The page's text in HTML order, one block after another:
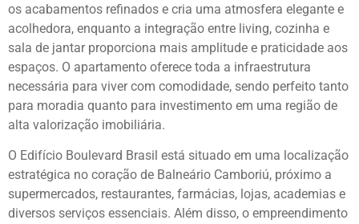
os acabamentos refinados e cria uma atmosfera elegante e
acolhedora, enquanto a integração entre living, cozinha e
sala de jantar proporciona mais amplitude e praticidade aos
espaços. O apartamento oferece toda a infraestrutura
necessária para viver com comodidade, sendo perfeito tanto
para moradia quanto para investimento em uma região de
alta valorização imobiliária.
O Edifício Boulevard Brasil está situado em uma localização
estratégica no coração de Balneário Camboriú, próximo a
supermercados, restaurantes, farmácias, lojas, academias e
diversos serviços essenciais. Além disso, o empreendimento